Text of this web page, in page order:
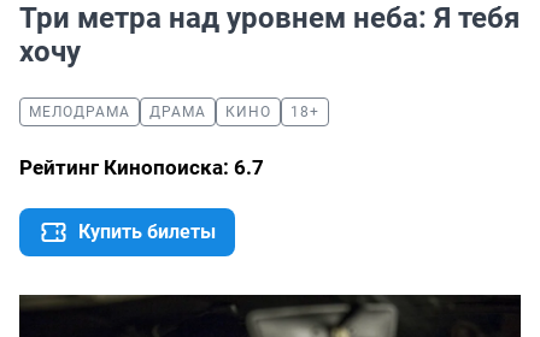
Три метра над уровнем неба: Я тебя
хочу
МЕЛОДРАМА ДРАМА КИНО 18+
Рейтинг Кинопоиска: 6.7
Купить билеты